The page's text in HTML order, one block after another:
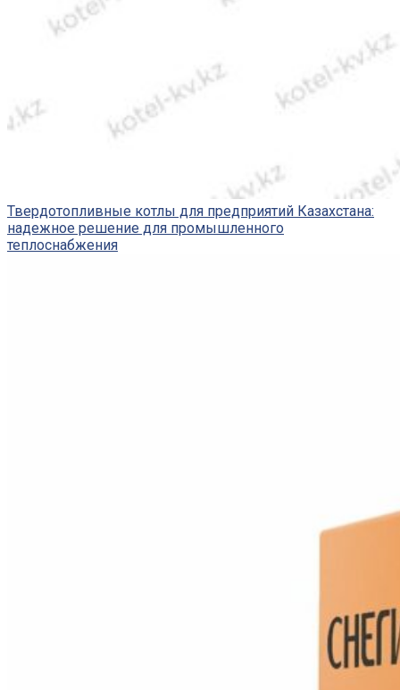
Твердотопливные котлы для предприятий Казахстана:
надежное решение для промышленного
теплоснабжения